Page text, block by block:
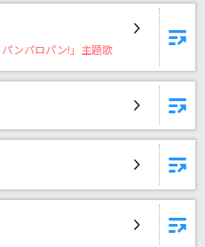
れている曲の一覧
い
飛須沢胡桃(小澤亜李)、若狭悠里
ンパロパン!」主題歌